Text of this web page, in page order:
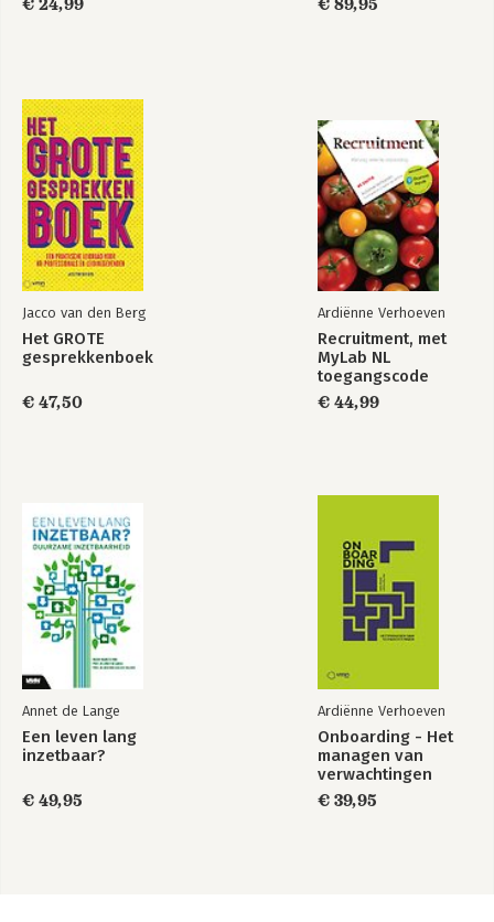
€ 24,99 € 89,95
Jacco van den Berg
Het GROTE
gesprekkenboek
€ 47,50
Ardiënne Verhoeven
Recruitment, met
MyLab NL
toegangscode
€ 44,99
Annet de Lange
Een leven lang
inzetbaar?
€ 49,95
Ardiënne Verhoeven
Onboarding - Het
managen van
verwachtingen
€ 39,95